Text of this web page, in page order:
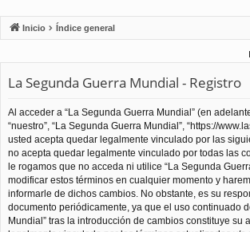
Inicio Índice general
La Segunda Guerra Mundial - Registro
Al acceder a “La Segunda Guerra Mundial” (en
“nuestro”, “La Segunda Guerra Mundial”, “https://
usted acepta quedar legalmente vinculado por las
no acepta quedar legalmente vinculado por todas las
le rogamos que no acceda ni utilice “La Segunda
modificar estos términos en cualquier momento y
informarle de dichos cambios. No obstante, es su
documento periódicamente, ya que el uso continuado
Mundial” tras la introducción de cambios constituye su